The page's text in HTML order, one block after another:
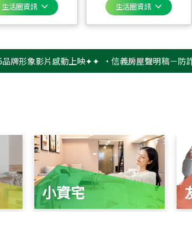
生活圈資訊 生活圈資訊
影片感動上映✦✦ ‧信義房屋聲明稿－防詐騙提醒
小資宅